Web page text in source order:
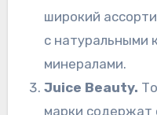
широкий
с натуральными
минералами.
Juice Beauty.
марки содержат